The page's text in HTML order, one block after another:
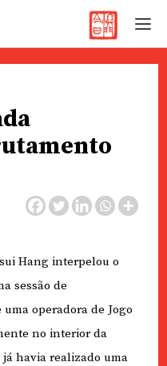
Hang interpelou o
sessão de
operadora de Jogo
no interior da
havia realizado uma